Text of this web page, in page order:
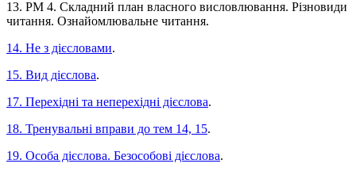
13. РМ 4. Складний план власного висловлювання. Різновиди
читання. Ознайомлювальне читання.
14. Не з дієсловами.
15. Вид дієслова.
17. Перехідні та неперехідні дієслова.
18. Тренувальні вправи до тем 14, 15.
19. Особа дієслова. Безособові дієслова.